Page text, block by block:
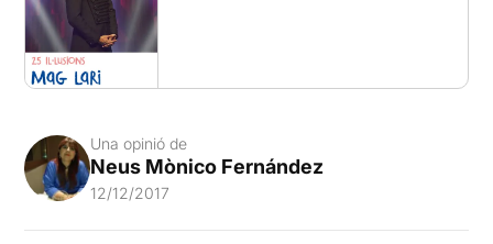
Una opinió de
Neus Mònico Fernández
12/12/2017